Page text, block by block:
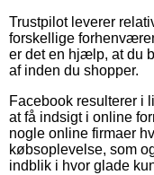
Trustpilot leverer
forskellige
er det en hjælp, at du
af inden du shopper.
Facebook resulterer i
at få indsigt i online
nogle online firmaer
købsoplevelse, som
indblik i hvor glade